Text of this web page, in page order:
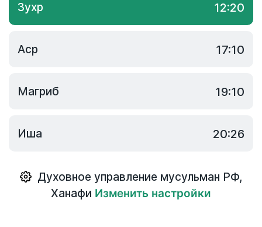
Зухр 12:20
Аср 17:10
Магриб 19:10
Иша 20:26
Духовное управление мусульман РФ,
Ханафи Изменить настройки